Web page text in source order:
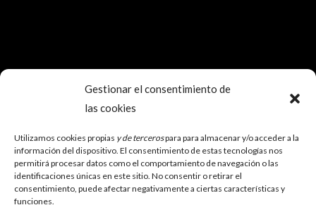
Gestionar el consentimiento de
las cookies
Utilizamos cookies propias y de tercerospara para almacenar y/o acceder a la
información del dispositivo. El consentimiento de estas tecnologías nos
permitirá procesar datos como el comportamiento de navegación o las
identificaciones únicas en este sitio. No consentir o retirar el
consentimiento, puede afectar negativamente a ciertas características y
funciones.